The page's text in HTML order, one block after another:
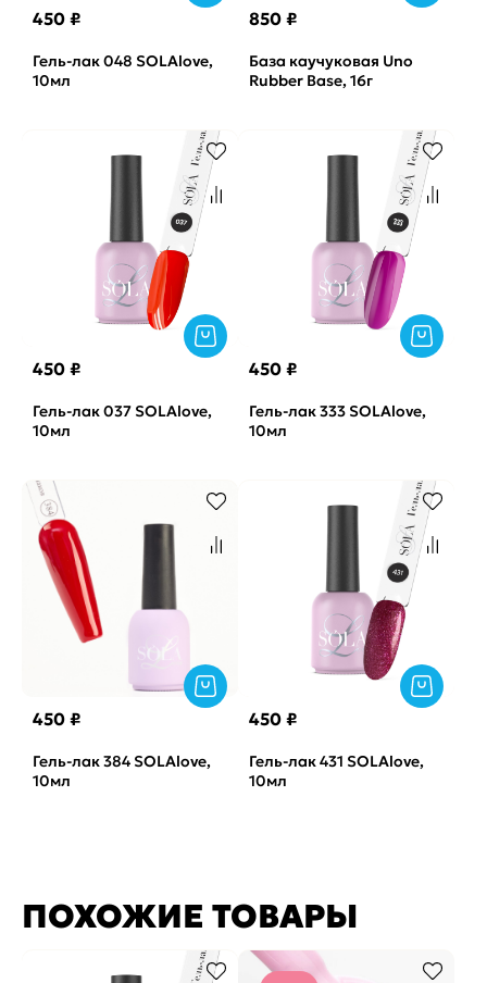
450 ₽
Гель-лак 048 SOLAlove,
10мл
850 ₽
База каучуковая Uno
Rubber Base, 16г
450 ₽
Гель-лак 037 SOLAlove,
10мл
450 ₽
Гель-лак 333 SOLAlove,
10мл
450 ₽
Гель-лак 384 SOLAlove,
10мл
450 ₽
Гель-лак 431 SOLAlove,
10мл
ПОХОЖИЕ ТОВАРЫ